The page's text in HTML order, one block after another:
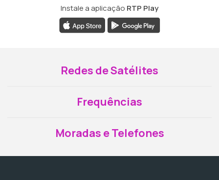
Instale a aplicação RTP Play
Redes de Satélites
Frequências
Moradas e Telefones